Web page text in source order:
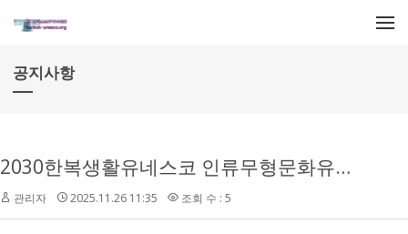
공지사항
2030한복생활유네스코 인류무형문화유산등재 _2025 학술심포지엄 결과보고서
관리자 2025.11.26 11:35 조회 수 : 5